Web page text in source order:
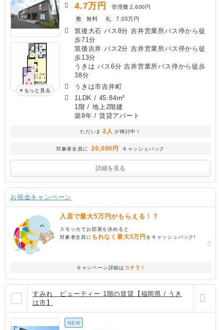
もっと見る
4.7万円 管理費 2,600円
敷
無料 礼 7.05万円
筑後大石 バス8分 吉井営業所バス停から徒
歩71分
筑後吉井 バス2分 吉井営業所バス停から徒
歩13分
うきは バス6分 吉井営業所バス停から徒歩
38分
うきは市吉井町
1LDK / 45.84m²
1階 / 地上2階建
築9年 / 賃貸アパート
ただいま 2人 が検討中！
対象者全員に 20,000円 キャッシュバック
詳細を見る
お祝金キャンペーン
入居で最大5万円がもらえる！？
スモッカでお部屋を決めると
対象者全員に もれなく最大5万円 をキャッシュバック!
キャンペーン詳細は コチラ！
すみれ ビューティー 1階の賃貸【福岡県 / うき
は市】
NEW